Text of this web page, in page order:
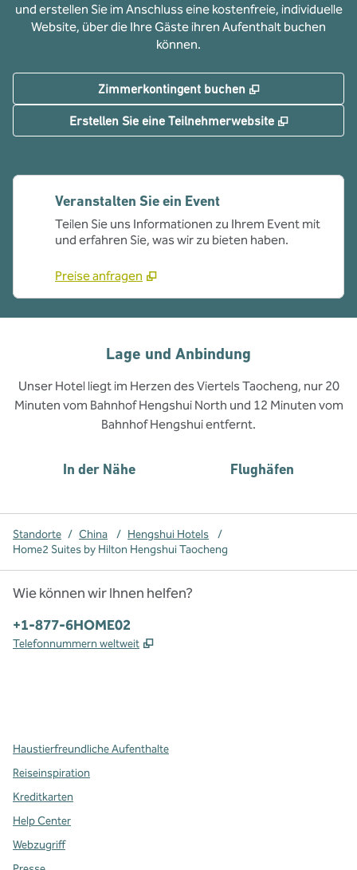
und erstellen Sie im Anschluss eine kostenfreie, individuelle
Website, über die Ihre Gäste ihren Aufenthalt buchen
können.
Zimmerkontingent buchen ,
Erstellen Sie eine Teilnehmerwebsite ,
Veranstalten Sie ein Event
Teilen Sie uns Informationen zu Ihrem Event mit
und erfahren Sie, was wir zu bieten haben.
Preise anfragen
Lage und Anbindung
Unser Hotel liegt im Herzen des Viertels Taocheng, nur 20
Minuten vom Bahnhof Hengshui North und 12 Minuten vom
Bahnhof Hengshui entfernt.
In der Nähe Flughäfen
Standorte / China / Hengshui Hotels
/
Home2 Suites by Hilton Hengshui Taocheng
Wie können wir Ihnen helfen?
Telefon:
+1-877-6HOME02
Telefonnummern weltweit ,
Haustierfreundliche Aufenthalte
Reiseinspiration
Kreditkarten
Help Center
Webzugriff